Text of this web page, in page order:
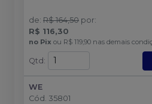
de: R$ 164,50 por:
R$ 116,30
no Pix ou R$ 119,90 nas demais
Qtd :
WE
Cód. 35801